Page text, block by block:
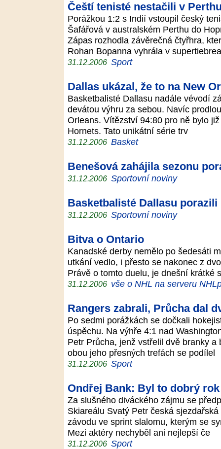
Čeští tenisté nestačili v
Porážkou 1:2 s Indií vstoupil český
Šafářová v australském Perthu do
Zápas rozhodla závěrečná čtyřhra,
Rohan Bopanna vyhrála v
31.12.2006 Sport
Dallas ukázal, že to na New
Basketbalisté Dallasu nadále vévodí
devátou výhru za sebou. Navíc
Orleans. Vítězství 94:80 pro ně bylo
Hornets. Tato unikátní série trv
31.12.2006 Basket
Benešová zahájila sezonu
31.12.2006 Sportovní noviny
Basketbalisté Dallasu porazili
31.12.2006 Sportovní noviny
Bitva o Ontario
Kanadské derby nemělo po šedesáti
utkání vedlo, i přesto se nakonec z
Právě o tomto duelu, je dnešní krátké
31.12.2006 vše o NHL na serveru
Rangers zabrali, Průcha dal
Po sedmi porážkách se dočkali
úspěchu. Na výhře 4:1 nad
Petr Průcha, jenž vstřelil dvě branky
obou jeho přesných trefách se podílel
31.12.2006 Sport
Ondřej Bank: Byl to dobrý rok
Za slušného diváckého zájmu se
Skiareálu Svatý Petr česká
závodu ve sprint slalomu, kterým se
Mezi aktéry nechyběl ani nejlepší če
31.12.2006 Sport